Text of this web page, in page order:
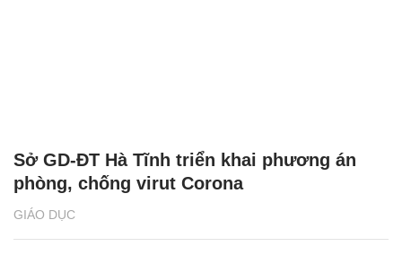
GIÁO DỤC
Sở GD-ĐT Hà Tĩnh triển khai phương án
phòng, chống virut Corona